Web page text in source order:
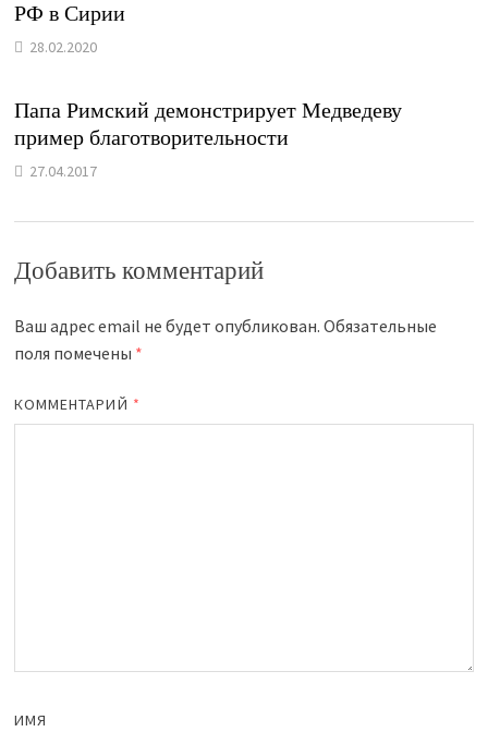
РФ в Сирии
28.02.2020
Папа Римский демонстрирует Медведеву
пример благотворительности
27.04.2017
Добавить комментарий
Ваш адрес email не будет опубликован. Обязательные
поля помечены *
КОММЕНТАРИЙ *
ИМЯ